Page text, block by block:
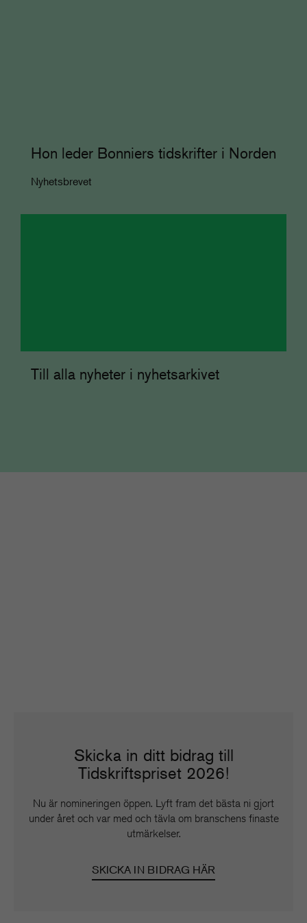
Hon leder Bonniers tidskrifter i Norden
Nyhetsbrevet
Till alla nyheter i nyhetsarkivet
Skicka in ditt bidrag till
Tidskriftspriset 2026!
Nu är nomineringen öppen. Lyft fram det bästa ni gjort
under året och var med och tävla om branschens finaste
utmärkelser.
SKICKA IN BIDRAG HÄR